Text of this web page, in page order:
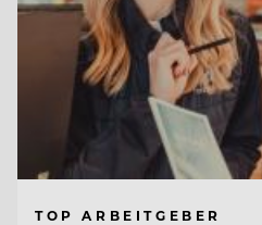
TOP ARBEITGEBER